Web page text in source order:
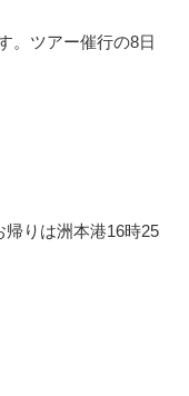
。ツアー催行の8日
りは洲本港16時25